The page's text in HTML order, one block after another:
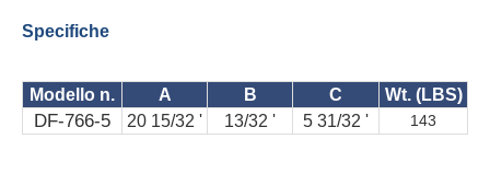
Specifiche
Modello n. A B C Wt. (LBS)
DF-766-5 20 15/32 ' 13/32 ' 5 31/32 ' 143